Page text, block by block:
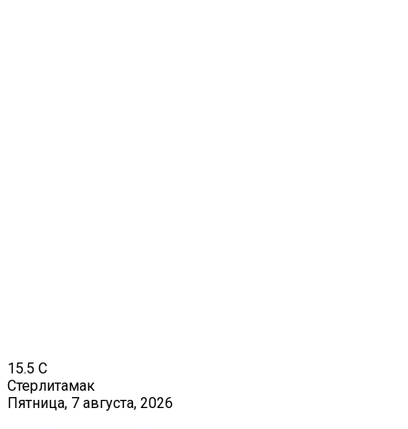
15.5 C
Стерлитамак
Пятница, 7 августа, 2026